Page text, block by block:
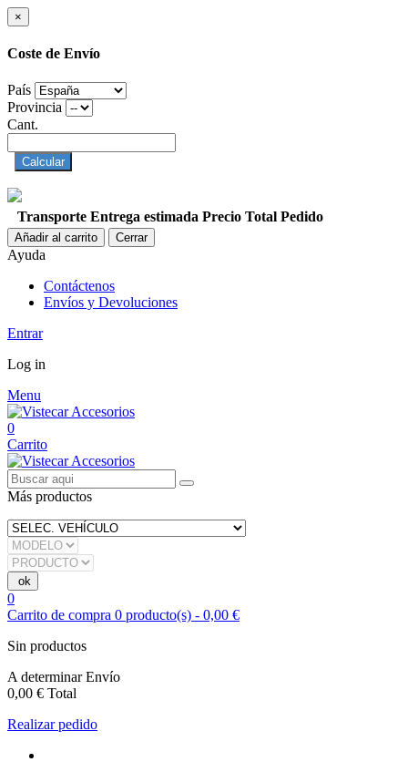
×
Coste de Envío
País
Provincia
Cant.
Calcular
Transporte Entrega estimada Precio Total Pedido
Añadir al carrito Cerrar
Ayuda
Contáctenos
Envíos y Devoluciones
Entrar
Log in
Menu
0
Carrito
Más productos
0
Carrito de compra 0 producto(s) - 0,00 €
Sin productos
A determinarEnvío
0,00 € Total
Realizar pedido